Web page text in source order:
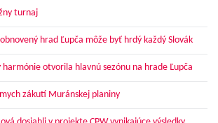
turnaj
hrad Ľupča môže byť hrdý každý Slovák
otvorila hlavnú sezónu na hrade Ľupča
zákutí Muránskej planiny